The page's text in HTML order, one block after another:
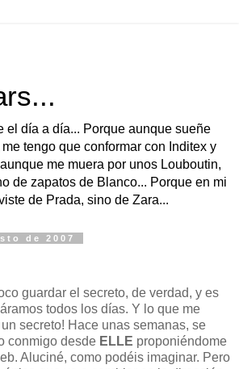
el día a día... Porque aunque sueñe
tengo que conformar con Inditex y
me muera por unos Louboutin,
de zapatos de Blanco... Porque en mi
de Prada, sino de Zara...
de 2007
guardar el secreto, de verdad, y es
todos los días. Y lo que me
secreto! Hace unas semanas, se
conmigo desde ELLE proponiéndome
Aluciné, como podéis imaginar. Pero